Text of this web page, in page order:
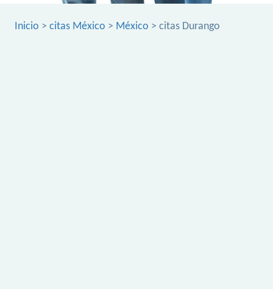
Inicio > citas México > México > citas Durango